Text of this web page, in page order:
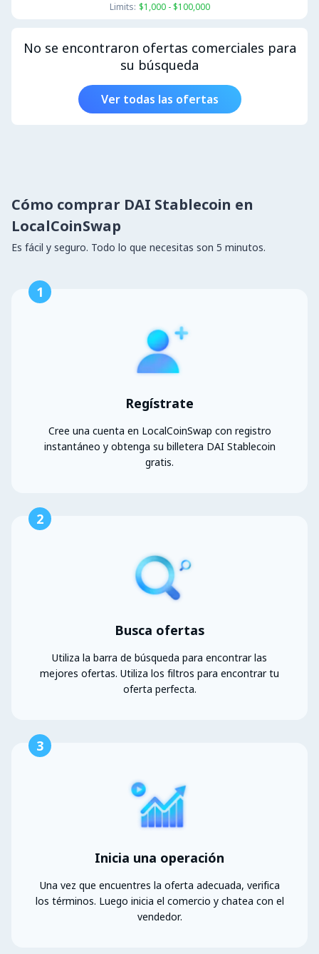
Limits: $1,000 - $100,000
No se encontraron ofertas comerciales para
su búsqueda
Ver todas las ofertas
Cómo comprar DAI Stablecoin en
LocalCoinSwap
Es fácil y seguro. Todo lo que necesitas son 5 minutos.
1
Regístrate
Cree una cuenta en LocalCoinSwap con registro
instantáneo y obtenga su billetera DAI Stablecoin
gratis.
2
Busca ofertas
Utiliza la barra de búsqueda para encontrar las
mejores ofertas. Utiliza los filtros para encontrar tu
oferta perfecta.
3
Inicia una operación
Una vez que encuentres la oferta adecuada, verifica
los términos. Luego inicia el comercio y chatea con el
vendedor.